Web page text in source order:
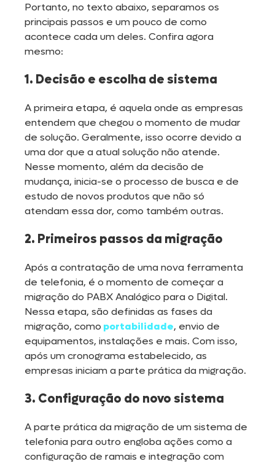
Portanto, no texto abaixo, separamos os
principais passos e um pouco de como
acontece cada um deles. Confira agora
mesmo:
1. Decisão e escolha de sistema
A primeira etapa, é aquela onde as empresas
entendem que chegou o momento de mudar
de solução. Geralmente, isso ocorre devido a
uma dor que a atual solução não atende.
Nesse momento, além da decisão de
mudança, inicia-se o processo de busca e de
estudo de novos produtos que não só
atendam essa dor, como também outras.
2. Primeiros passos da migração
Após a contratação de uma nova ferramenta
de telefonia, é o momento de começar a
migração do PABX Analógico para o Digital.
Nessa etapa, são definidas as fases da
migração, como portabilidade, envio de
equipamentos, instalações e mais. Com isso,
após um cronograma estabelecido, as
empresas iniciam a parte prática da migração.
3. Configuração do novo sistema
A parte prática da migração de um sistema de
telefonia para outro engloba ações como a
configuração de ramais e integração com